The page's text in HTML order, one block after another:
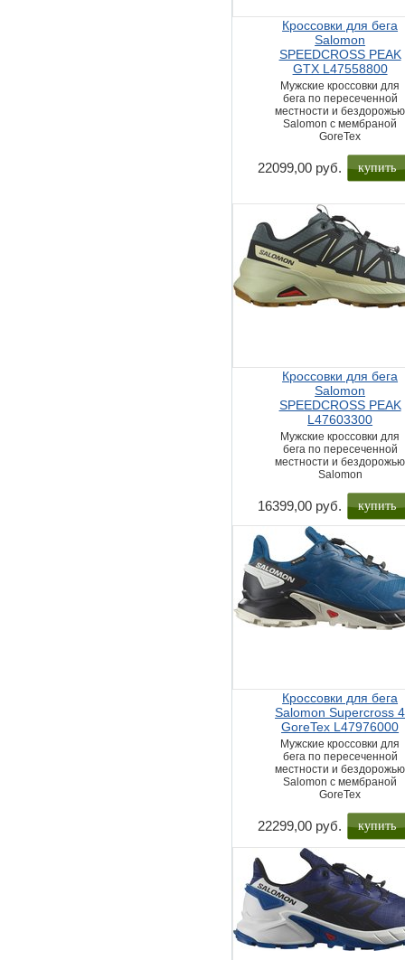
Кроссовки для бега
Salomon
SPEEDCROSS PEAK
GTX L47558800
Мужские кроссовки для
бега по пересеченной
местности и бездорожью
Salomon с мембраной
GoreTex
22099,00 руб. купить
Кроссовки для бега
Salomon
SPEEDCROSS PEAK
L47603300
Мужские кроссовки для
бега по пересеченной
местности и бездорожью
Salomon
16399,00 руб. купить
Кроссовки для бега
Salomon Supercross 4
GoreTex L47976000
Мужские кроссовки для
бега по пересеченной
местности и бездорожью
Salomon с мембраной
GoreTex
22299,00 руб. купить